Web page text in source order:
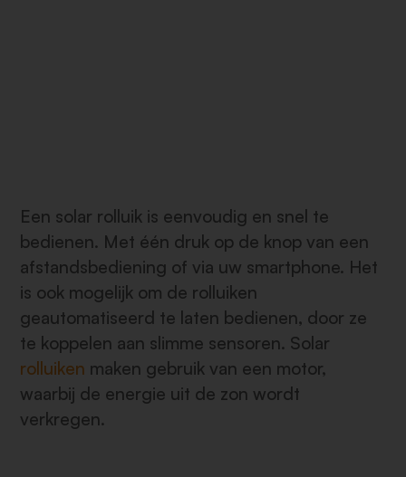
Een solar rolluik is eenvoudig en snel te
bedienen. Met één druk op de knop van een
afstandsbediening of via uw smartphone. Het
is ook mogelijk om de rolluiken
geautomatiseerd te laten bedienen, door ze
te koppelen aan slimme sensoren. Solar
rolluiken maken gebruik van een motor,
waarbij de energie uit de zon wordt
verkregen.